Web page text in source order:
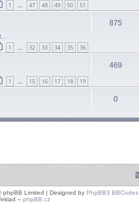
1 … 47 48 49 50 51
1 … 32 33 34 35 36
875
1 … 15 16 17 18 19
469
0
phpBB Limited | Designed by PhpBB3 BBCodes
– phpBB.cz